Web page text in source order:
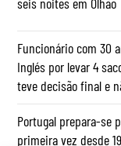
Funcionário com 30
Inglés por levar 4
teve decisão final e
Portugal prepara-se
primeira vez desde